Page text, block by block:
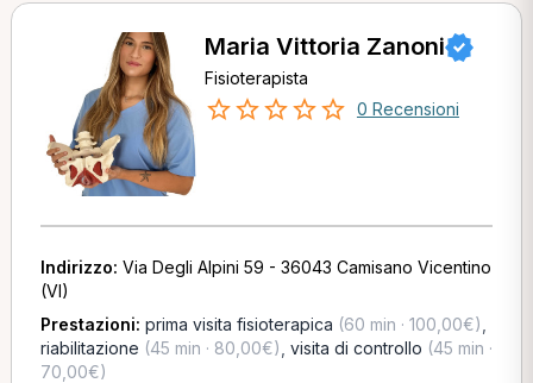
Maria Vittoria Zanoni
Fisioterapista
0 Recensioni
Indirizzo: Via Degli Alpini 59 - 36043 Camisano Vicentino
(VI)
Prestazioni: prima visita fisioterapica (60 min · 100,00€)
riabilitazione (45 min · 80,00€) visita di controllo (45 min ·
70,00€)